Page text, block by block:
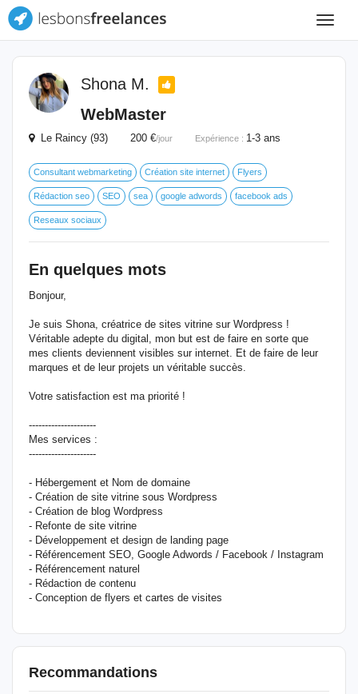
Toggle
Shona M.
WebMaster
Le Raincy (93) 200 €/jour Expérience : 1-3 ans
Consultant webmarketing Création site internet Flyers
Rédaction seo SEO sea google adwords facebook ads
Reseaux sociaux
En quelques mots
Bonjour,
Je suis Shona, créatrice de sites vitrine sur Wordpress !
Véritable adepte du digital, mon but est de faire en sorte que
mes clients deviennent visibles sur internet. Et de faire de leur
marques et de leur projets un véritable succès.
Votre satisfaction est ma priorité !
---------------------
Mes services :
---------------------
- Hébergement et Nom de domaine
- Création de site vitrine sous Wordpress
- Création de blog Wordpress
- Refonte de site vitrine
- Développement et design de landing page
- Référencement SEO, Google Adwords / Facebook / Instagram
- Référencement naturel
- Rédaction de contenu
- Conception de flyers et cartes de visites
Recommandations